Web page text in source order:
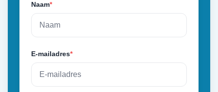
Naam*
E-mailadres*